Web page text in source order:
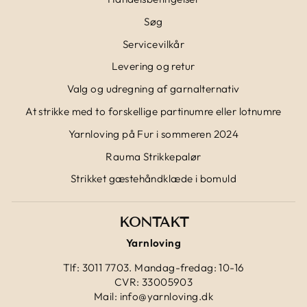
Søg
Servicevilkår
Levering og retur
Valg og udregning af garnalternativ
At strikke med to forskellige partinumre eller lotnumre
Yarnloving på Fur i sommeren 2024
Rauma Strikkepalør
Strikket gæstehåndklæde i bomuld
KONTAKT
Yarnloving
Tlf: 3011 7703. Mandag-fredag: 10-16
CVR: 33005903
Mail: info@yarnloving.dk